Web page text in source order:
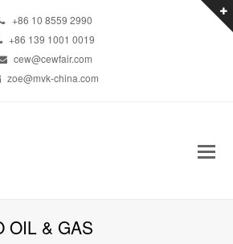
+86 10 8559 2990
+86 139 1001 0019
cew@cewfair.com
zoe@mvk-china.com
OIL & GAS